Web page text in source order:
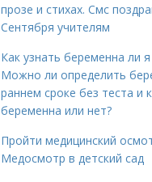
прозе и стихах. Смс
Сентября учителям
Как узнать беременна ли
Можно ли определить
раннем сроке без теста и
беременна или нет?
Пройти медицинский
Медосмотр в детский сад